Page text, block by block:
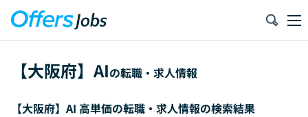
【大阪府】 AIの転職・求人情報
【大阪府】AI 高単価の転職・求人情報の検索結果